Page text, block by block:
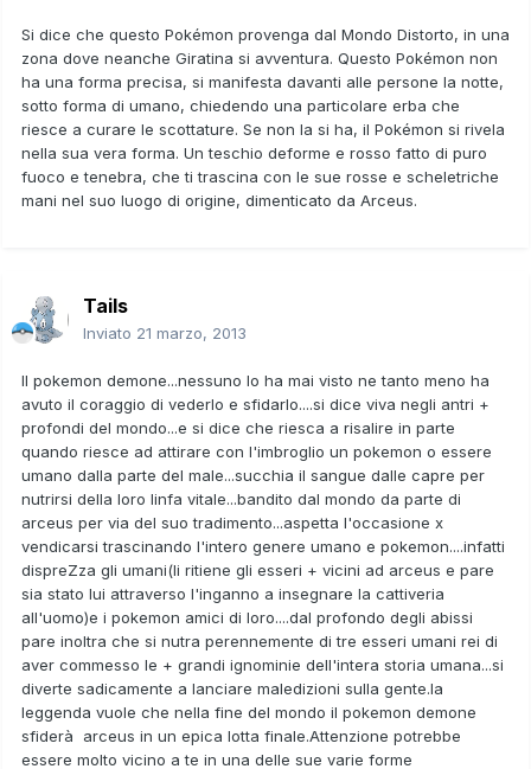
Si dice che questo Pokémon provenga dal Mondo Distorto, in una
zona dove neanche Giratina si avventura. Questo Pokémon non
ha una forma precisa, si manifesta davanti alle persone la notte,
sotto forma di umano, chiedendo una particolare erba che
riesce a curare le scottature. Se non la si ha, il Pokémon si rivela
nella sua vera forma. Un teschio deforme e rosso fatto di puro
fuoco e tenebra, che ti trascina con le sue rosse e scheletriche
mani nel suo luogo di origine, dimenticato da Arceus.
Tails
Inviato 21 marzo, 2013
Il pokemon demone...nessuno lo ha mai visto ne tanto meno ha
avuto il coraggio di vederlo e sfidarlo....si dice viva negli antri +
profondi del mondo...e si dice che riesca a risalire in parte
quando riesce ad attirare con l'imbroglio un pokemon o essere
umano dalla parte del male...succhia il sangue dalle capre per
nutrirsi della loro linfa vitale...bandito dal mondo da parte di
arceus per via del suo tradimento...aspetta l'occasione x
vendicarsi trascinando l'intero genere umano e pokemon....infatti
dispreZza gli umani(li ritiene gli esseri + vicini ad arceus e pare
sia stato lui attraverso l'inganno a insegnare la cattiveria
all'uomo)e i pokemon amici di loro....dal profondo degli abissi
pare inoltra che si nutra perennemente di tre esseri umani rei di
aver commesso le + grandi ignominie dell'intera storia umana...si
diverte sadicamente a lanciare maledizioni sulla gente.la
leggenda vuole che nella fine del mondo il pokemon demone
sfiderà arceus in un epica lotta finale.Attenzione potrebbe
essere molto vicino a te in una delle sue varie forme